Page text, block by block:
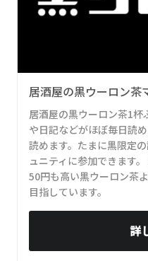
居酒屋の黒ウーロン茶
居酒屋の黒ウーロン茶1杯
や日記などがほぼ毎日読
読めます。たまに黒限定
ュニティに参加できます
50円も高い黒ウーロン茶
目指しています。
詳